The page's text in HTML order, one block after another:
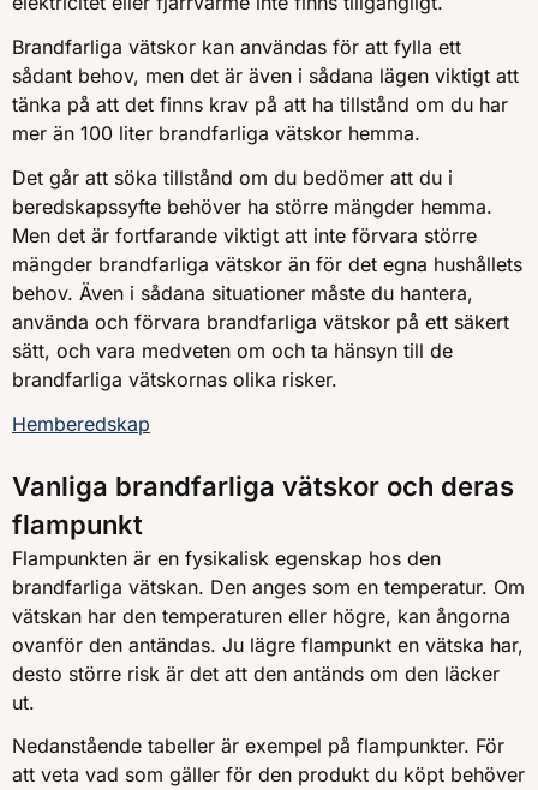
Brandfarliga vätskor kan användas för att fylla ett
sådant behov, men det är även i sådana lägen viktigt att
tänka på att det finns krav på att ha tillstånd om du har
mer än 100 liter brandfarliga vätskor hemma.
Det går att söka tillstånd om du bedömer att du i
beredskapssyfte behöver ha större mängder hemma.
Men det är fortfarande viktigt att inte förvara större
mängder brandfarliga vätskor än för det egna hushållets
behov. Även i sådana situationer måste du hantera,
använda och förvara brandfarliga vätskor på ett säkert
sätt, och vara medveten om och ta hänsyn till de
brandfarliga vätskornas olika risker.
Hemberedskap
Vanliga brandfarliga vätskor och deras
flampunkt
Flampunkten är en fysikalisk egenskap hos den
brandfarliga vätskan. Den anges som en temperatur. Om
vätskan har den temperaturen eller högre, kan ångorna
ovanför den antändas. Ju lägre flampunkt en vätska har,
desto större risk är det att den antänds om den läcker
ut.
Nedanstående tabeller är exempel på flampunkter. För
att veta vad som gäller för den produkt du köpt behöver